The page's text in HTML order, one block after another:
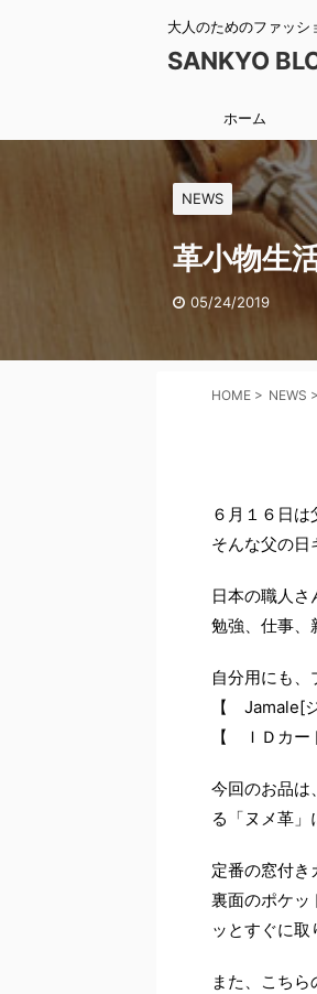
大人のためのファッシ
SANKYO
ホーム
NEWS
革小物生
05/24/2019
HOME > NEWS >
６月１６日は
そんな父の日
日本の職人さ
勉強、仕事
自分用にも
【 Jamale[
【 ＩＤカー
今回のお品は
る「ヌメ革」
定番の窓付き
裏面のポケッ
ッとすぐに取
また、こち